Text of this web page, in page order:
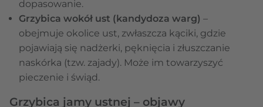
dopasowanie.
Grzybica wokół ust (kandydoza warg) –
obejmuje okolice ust, zwłaszcza kąciki, gdzie
pojawiają się nadżerki, pęknięcia i złuszczanie
naskórka (tzw. zajady). Może im towarzyszyć
pieczenie i świąd.
Grzybica jamy ustnej – objawy